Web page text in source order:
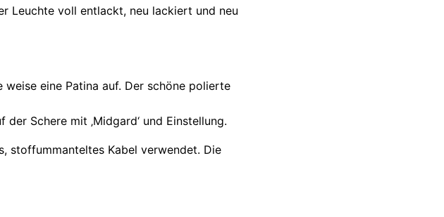
Leuchte voll entlackt, neu lackiert und neu
eine Patina auf. Der schöne polierte
Schere mit ‚Midgard‘ und Einstellung.
stoffummanteltes Kabel verwendet. Die